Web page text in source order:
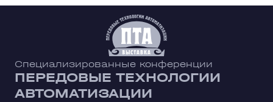
Специализированные конференции
ПЕРЕДОВЫЕ ТЕХНОЛОГИИ
АВТОМАТИЗАЦИИ